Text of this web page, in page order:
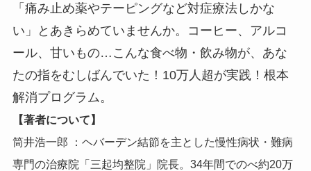
「痛み止め薬やテーピングなど対症療法しかな
い」とあきらめていませんか。コーヒー、アルコ
ール、甘いもの…こんな食べ物・飲み物が、あな
たの指をむしばんでいた！10万人超が実践！根本
解消プログラム。
【著者について】
筒井浩一郎 ：ヘバーデン結節を主とした慢性病状・難病
専門の治療院「三起均整院」院長。34年間でのべ約20万